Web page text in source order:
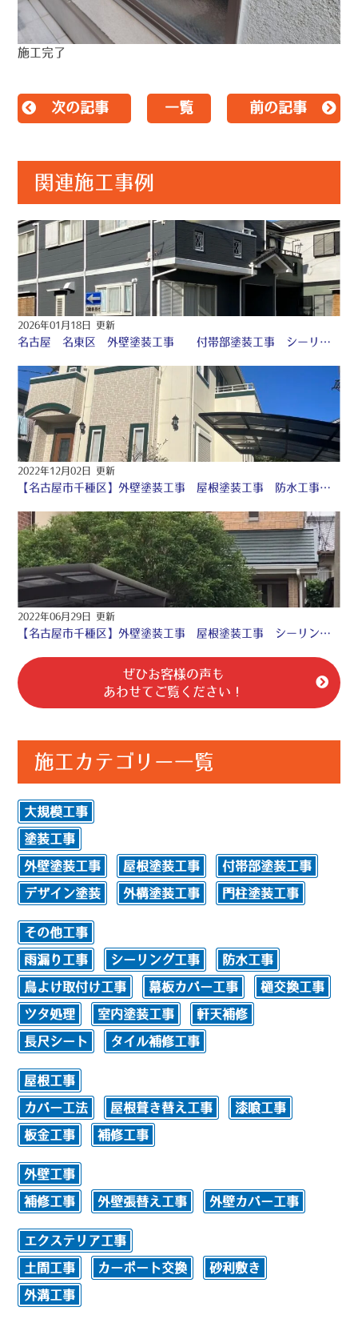
施工完了
次の記事 一覧 前の記事
関連施工事例
2026年01月18日 更新
名古屋 名東区 外壁塗装工事 付帯部塗装工事 シーリング工事 ♤
2022年12月02日 更新
【名古屋市千種区】外壁塗装工事 屋根塗装工事 防水工事 シーリング工事 ♧
2022年06月29日 更新
【名古屋市千種区】外壁塗装工事 屋根塗装工事 シーリング工事 ♤
ぜひお客様の声も
あわせてご覧ください！
施工カテゴリー一覧
大規模工事
塗装工事
外壁塗装工事 屋根塗装工事 付帯部塗装工事
デザイン塗装 外構塗装工事 門柱塗装工事
その他工事
雨漏り工事 シーリング工事 防水工事
鳥よけ取付け工事 幕板カバー工事 樋交換工事
ツタ処理 室内塗装工事 軒天補修
長尺シート タイル補修工事
屋根工事
カバー工法 屋根葺き替え工事 漆喰工事
板金工事 補修工事
外壁工事
補修工事 外壁張替え工事 外壁カバー工事
エクステリア工事
土間工事 カーポート交換 砂利敷き
外溝工事